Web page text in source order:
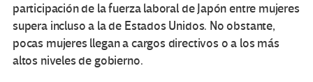
participación de la fuerza laboral de Japón entre mujeres
supera incluso a la de Estados Unidos. No obstante,
pocas mujeres llegan a cargos directivos o a los más
altos niveles de gobierno.